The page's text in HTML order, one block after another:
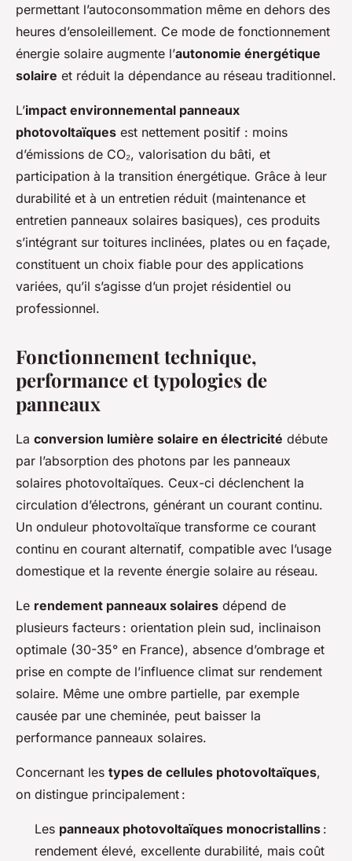
permettant l’autoconsommation même en dehors des
heures d’ensoleillement. Ce mode de fonctionnement
énergie solaire augmente l’autonomie énergétique
solaire et réduit la dépendance au réseau traditionnel.
L’impact environnemental panneaux
photovoltaïques est nettement positif : moins
d’émissions de CO₂, valorisation du bâti, et
participation à la transition énergétique. Grâce à leur
durabilité et à un entretien réduit (maintenance et
entretien panneaux solaires basiques), ces produits
s’intégrant sur toitures inclinées, plates ou en façade,
constituent un choix fiable pour des applications
variées, qu’il s’agisse d’un projet résidentiel ou
professionnel.
Fonctionnement technique,
performance et typologies de
panneaux
La conversion lumière solaire en électricité débute
par l’absorption des photons par les panneaux
solaires photovoltaïques. Ceux-ci déclenchent la
circulation d’électrons, générant un courant continu.
Un onduleur photovoltaïque transforme ce courant
continu en courant alternatif, compatible avec l’usage
domestique et la revente énergie solaire au réseau.
Le rendement panneaux solaires dépend de
plusieurs facteurs : orientation plein sud, inclinaison
optimale (30-35° en France), absence d’ombrage et
prise en compte de l’influence climat sur rendement
solaire. Même une ombre partielle, par exemple
causée par une cheminée, peut baisser la
performance panneaux solaires.
Concernant les types de cellules photovoltaïques,
on distingue principalement :
Les panneaux photovoltaïques monocristallins :
rendement élevé, excellente durabilité, mais coût